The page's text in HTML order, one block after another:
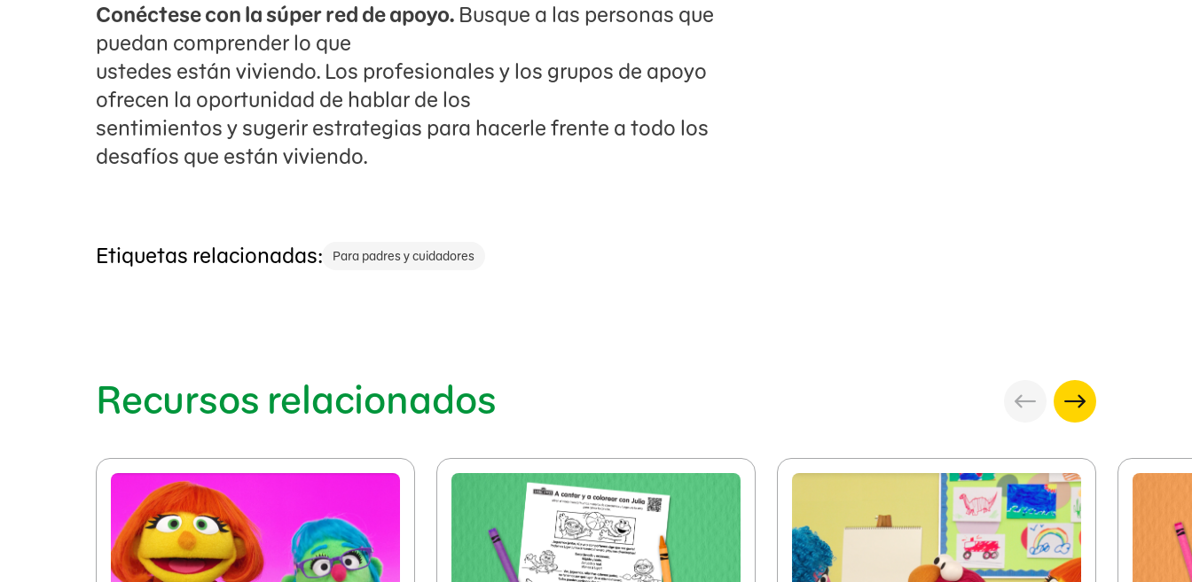
Conéctese con la súper red de apoyo. Busque a las personas que
puedan comprender lo que
ustedes están viviendo. Los profesionales y los grupos de apoyo
ofrecen la oportunidad de hablar de los
sentimientos y sugerir estrategias para hacerle frente a todo los
desafíos que están viviendo.
Etiquetas relacionadas: Para padres y cuidadores
Recursos relacionados